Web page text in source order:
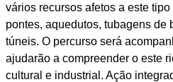
vários recursos afetos a este
pontes, aquedutos, tubagens de
túneis. O percurso será
ajudarão a compreender o este
cultural e industrial. Ação